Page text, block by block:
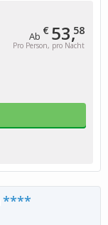
Ab € 53,58
Pro Person, pro Nacht
****